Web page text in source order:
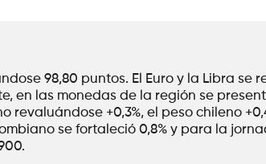
98,80 puntos. El Euro y la Libra se
en las monedas de la región se
revaluándose +0,3%, el peso chileno
se fortaleció 0,8% y para la